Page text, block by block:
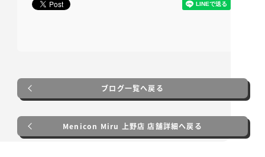
ブログ一覧へ戻る
Menicon Miru 上野店 店舗詳細へ戻る